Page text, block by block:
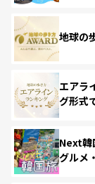
地球の
エアラ
グ形式
Next韓
グルメ